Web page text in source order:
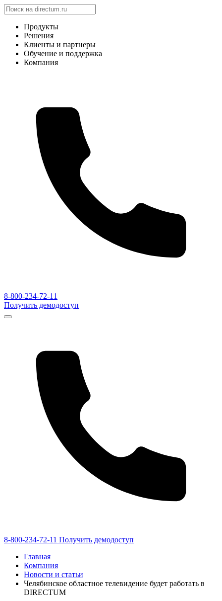
Продукты
Решения
Клиенты и партнеры
Обучение и поддержка
Компания
8-800-234-72-11
Получить демодоступ
8-800-234-72-11 Получить демодоступ
Главная
Компания
Новости и статьи
Челябинское областное телевидение будет работать в
DIRECTUM